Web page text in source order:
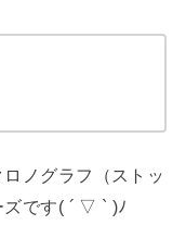
ノグラフ（ストッ
です( ´ ▽ ` )ﾉ